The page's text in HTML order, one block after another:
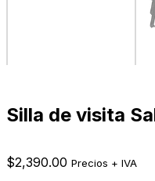
Silla de visita
$2,390.00 Precios + IVA